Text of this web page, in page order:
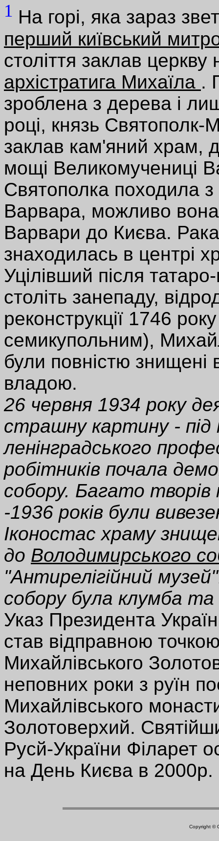
1 На горі, яка зараз
перший київський
століття заклав церкву
архістратига Михаїла .
зроблена з дерева і
році, князь Святополк-
заклав кам'яний храм,
мощі Великомучениці
Святополка походила з
Варвара, можливо
Варвари до Києва.
знаходилась в центрі
Уцілівший після
століть занепаду,
реконструкції 1746
семикупольним),
були повністю
владою.
26 червня 1934 року
страшну картину - під
ленінградського
робітників почала
собору. Багато
-1936 років були
Іконостас храму
до Володимирського
"Антирелігійний
собору була клумба
Указ Президента
став відправною
Михайлівського
неповних роки з руїн
Михайлівського
Золотоверхий.
Русй-України Філарет
на День Києва в 2000р.
Copyright ©